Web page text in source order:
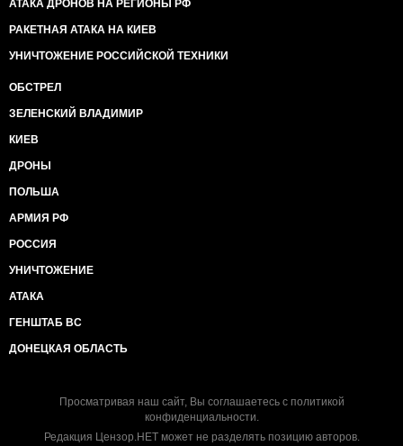
АТАКА ДРОНОВ НА РЕГИОНЫ РФ
РАКЕТНАЯ АТАКА НА КИЕВ
УНИЧТОЖЕНИЕ РОССИЙСКОЙ ТЕХНИКИ
ОБСТРЕЛ
ЗЕЛЕНСКИЙ ВЛАДИМИР
КИЕВ
ДРОНЫ
ПОЛЬША
АРМИЯ РФ
РОССИЯ
УНИЧТОЖЕНИЕ
АТАКА
ГЕНШТАБ ВС
ДОНЕЦКАЯ ОБЛАСТЬ
Просматривая наш сайт, Вы соглашаетесь с политикой
конфиденциальности.
Редакция Цензор.НЕТ может не разделять позицию авторов.